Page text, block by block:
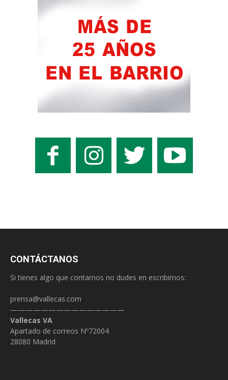
CONTÁCTANOS
Si tienes algo que contarnos no dudes en escribirnos:
prensa@vallecas.com
———————————————
Vallecas VA
Apartado de correos Nº72004
28080 Madrid